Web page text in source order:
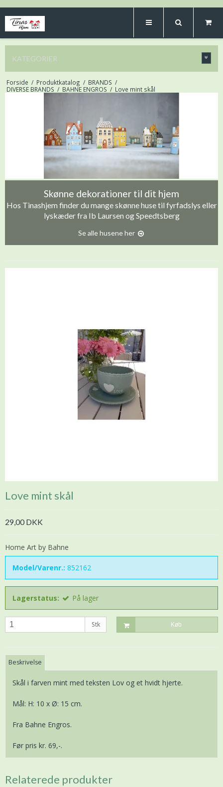
KATEGORIER
Forside / Produktkatalog / BRANDS /
DIVERSE BRANDS / BAHNE ENGROS / Love mint skål
Skønne dekorationer til dit hjem
Hos Tinashjem finder du mange skønne huse til fyrfadslys eller
lyskæder fra Ib Laursen og Speedtsberg
Se alle husene her
Love mint skål
29,00 DKK
Home Art by Bahne
Model/Varenr.: 852162
Lagerstatus: På lager
Stk Køb
Beskrivelse
Skål i farven mint med teksten Lov og et hvidt hjerte.
Mål: H: 10 x Ø: 15 cm.
Fra Bahne Engros.
Før pris kr. 69,-.
Relaterede produkter